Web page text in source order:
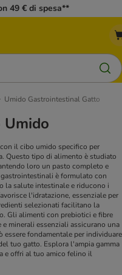
49 € di spesa**
Umido Gastrointestinal Gatto
il cibo umido specifico per
Questo tipo di alimento è studiato
loro un pasto completo e
è formulato con
la salute intestinale e riducono i
l'idratazione, essenziale per
selezionati facilitano la
Gli alimenti con prebiotici e fibre
minerali essenziali assicurano una
essere fondamentale per individuare
tuo gatto. Esplora l'ampia gamma
e offri al tuo amico felino il